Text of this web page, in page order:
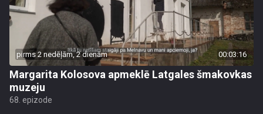
pirms 2 nedēļām, 2 dienām 00:03:16
Margarita Kolosova apmeklē Latgales šmakovkas
muzeju
68. epizode